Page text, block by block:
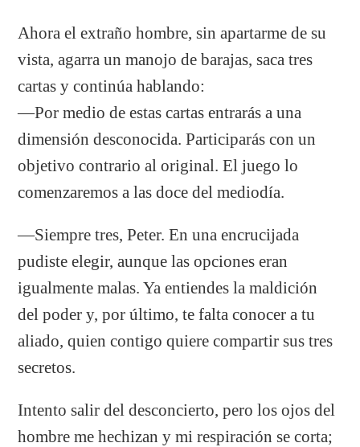
Ahora el extraño hombre, sin apartarme de su
vista, agarra un manojo de barajas, saca tres
cartas y continúa hablando:
―Por medio de estas cartas entrarás a una
dimensión desconocida. Participarás con un
objetivo contrario al original. El juego lo
comenzaremos a las doce del mediodía.
―Siempre tres, Peter. En una encrucijada
pudiste elegir, aunque las opciones eran
igualmente malas. Ya entiendes la maldición
del poder y, por último, te falta conocer a tu
aliado, quien contigo quiere compartir sus tres
secretos.
Intento salir del desconcierto, pero los ojos del
hombre me hechizan y mi respiración se corta;